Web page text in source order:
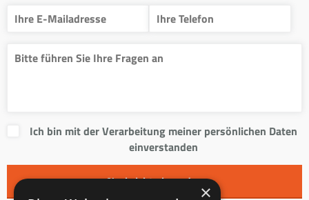
Ich bin mit der Verarbeitung meiner persönlichen Daten
einverstanden
×